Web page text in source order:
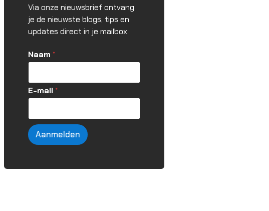
Via onze nieuwsbrief ontvang
je de nieuwste blogs, tips en
updates direct in je mailbox
Naam *
*
N
a
m
*
E-mail *
Aanmelden